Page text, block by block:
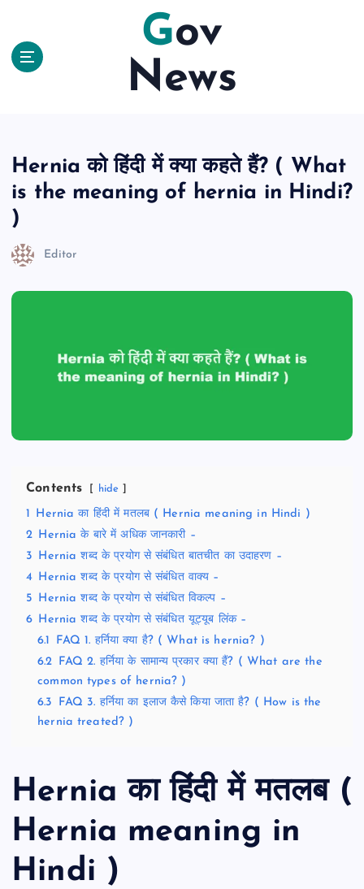
Gov
News
Hernia को हिंदी में क्या कहते हैं? ( What
is the meaning of hernia in Hindi?
)
Editor
Contents hide
1
Hernia का हिंदी में मतलब ( Hernia meaning in Hindi )
2
Hernia के बारे में अधिक जानकारी –
3
Hernia शब्द के प्रयोग से संबंधित बातचीत का उदाहरण –
4
Hernia शब्द के प्रयोग से संबंधित वाक्य –
5
Hernia शब्द के प्रयोग से संबंधित विकल्प –
6
Hernia शब्द के प्रयोग से संबंधित यूट्यूब लिंक –
6.1
FAQ 1. हर्निया क्या है? ( What is hernia? )
6.2
FAQ 2. हर्निया के सामान्य प्रकार क्या हैं? ( What are the
common types of hernia? )
6.3
FAQ 3. हर्निया का इलाज कैसे किया जाता है? ( How is the
hernia treated? )
Hernia का हिंदी में मतलब (
Hernia meaning in
Hindi )